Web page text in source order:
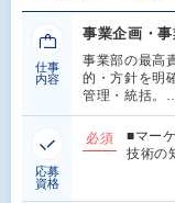
仕事
内容
事業企画・事
事業部の最高
的・方針を明
管理・統括。
応募
資格
必須
■マー
技術の